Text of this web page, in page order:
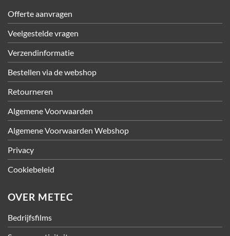
Offerte aanvragen
Veelgestelde vragen
Verzendinformatie
Bestellen via de webshop
Retourneren
Algemene Voorwaarden
Algemene Voorwaarden Webshop
Privacy
Cookiebeleid
OVER METEC
Bedrijfsfilms